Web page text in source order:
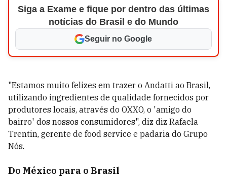
Siga a Exame e fique por dentro das últimas
notícias do Brasil e do Mundo
Seguir no Google
"Estamos muito felizes em trazer o Andatti ao Brasil,
utilizando ingredientes de qualidade fornecidos por
produtores locais, através do OXXO, o 'amigo do
bairro' dos nossos consumidores", diz diz Rafaela
Trentin, gerente de food service e padaria do Grupo
Nós.
Do México para o Brasil